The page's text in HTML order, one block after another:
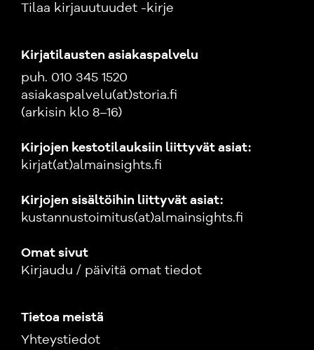
Tilaa kirjauutuudet -kirje
Kirjatilausten asiakaspalvelu
puh. 010 345 1520
asiakaspalvelu(at)storia.fi
(arkisin klo 8–16)
Kirjojen kestotilauksiin liittyvät asiat:
kirjat(at)almainsights.fi
Kirjojen sisältöihin liittyvät asiat:
kustannustoimitus(at)almainsights.fi
Omat sivut
Kirjaudu / päivitä omat tiedot
Tietoa meistä
Yhteystiedot